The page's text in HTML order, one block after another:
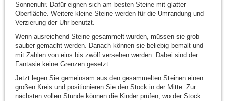
Sonnenuhr. Dafür eignen sich am besten Steine mit glatter
Oberfläche. Weitere kleine Steine werden für die Umrandung und
Verzierung der Uhr benutzt.
Wenn ausreichend Steine gesammelt wurden, müssen sie grob
sauber gemacht werden. Danach können sie beliebig bemalt und
mit Zahlen von eins bis zwölf versehen werden. Dabei sind der
Fantasie keine Grenzen gesetzt.
Jetzt legen Sie gemeinsam aus den gesammelten Steinen einen
großen Kreis und positionieren Sie den Stock in der Mitte. Zur
nächsten vollen Stunde können die Kinder prüfen, wo der Stock